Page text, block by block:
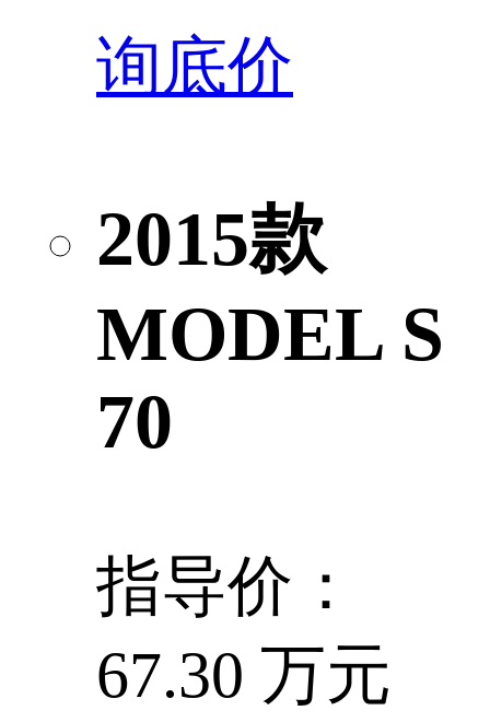
询底价
2015款
MODEL S
70
指导价：
67.30 万元